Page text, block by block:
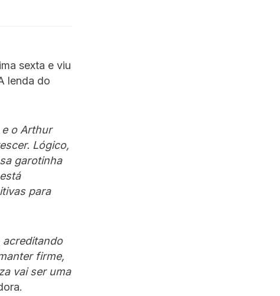
sexta e viu
lenda do
o Arthur
Lógico,
garotinha
para
acreditando
firme,
vai ser uma